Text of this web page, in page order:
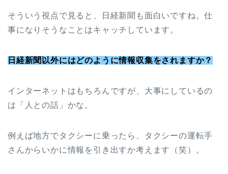
そういう視点で見ると、日経新聞も面白いですね。仕
事になりそうなことはキャッチしています。
日経新聞以外にはどのように情報収集をされますか？
インターネットはもちろんですが、大事にしているの
は「人との話」かな。
例えば地方でタクシーに乗ったら、タクシーの運転手
さんからいかに情報を引き出すか考えます（笑）。